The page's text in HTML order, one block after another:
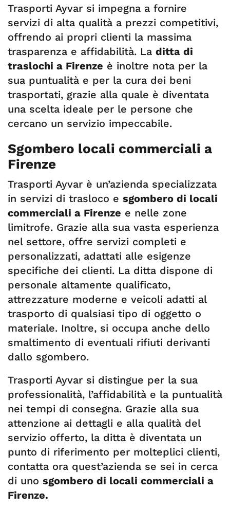
Trasporti Ayvar si impegna a fornire
servizi di alta qualità a prezzi competitivi,
offrendo ai propri clienti la massima
trasparenza e affidabilità. La ditta di
traslochi a Firenze è inoltre nota per la
sua puntualità e per la cura dei beni
trasportati, grazie alla quale è diventata
una scelta ideale per le persone che
cercano un servizio impeccabile.
Sgombero locali commerciali a
Firenze
Trasporti Ayvar è un’azienda specializzata
in servizi di trasloco e sgombero di locali
commerciali a Firenze e nelle zone
limitrofe. Grazie alla sua vasta esperienza
nel settore, offre servizi completi e
personalizzati, adattati alle esigenze
specifiche dei clienti. La ditta dispone di
personale altamente qualificato,
attrezzature moderne e veicoli adatti al
trasporto di qualsiasi tipo di oggetto o
materiale. Inoltre, si occupa anche dello
smaltimento di eventuali rifiuti derivanti
dallo sgombero.
Trasporti Ayvar si distingue per la sua
professionalità, l’affidabilità e la puntualità
nei tempi di consegna. Grazie alla sua
attenzione ai dettagli e alla qualità del
servizio offerto, la ditta è diventata un
punto di riferimento per molteplici clienti,
contatta ora quest’azienda se sei in cerca
di uno sgombero di locali commerciali a
Firenze.